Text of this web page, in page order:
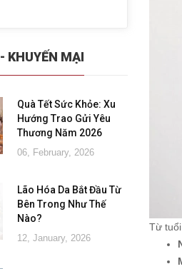
Từ
KHUYẾN MẠI
Quà Tết Sức Khỏe: Xu
Hướng Trao Gửi Yêu
Thương Năm 2026
06, February, 2026
Lão Hóa Da Bắt Đầu Từ
Bên Trong Như Thế
Nào?
12, January, 2026